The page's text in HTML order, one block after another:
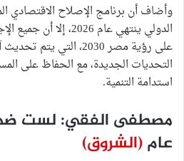
وأضاف أن برنامج الإصلاح الاقتصادي
الدولي ينتهي عام 2026،
على رؤية مصر 2030، التي
التحديات الجديدة، مع الحفاظ على
استدامة التنمية.
مصطفى الفقي: لست
عام(الشروق)